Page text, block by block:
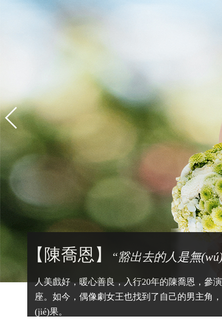
中注定我愛(ài)你》....每一部都叫好又叫
女神一直幸福下去，愛(ài)情開(kāi)花結